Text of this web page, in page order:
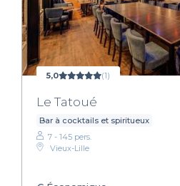
5,0 (1)
Le Tatoué
Bar à cocktails et spiritueux
7 - 145 pers.
Vieux-Lille